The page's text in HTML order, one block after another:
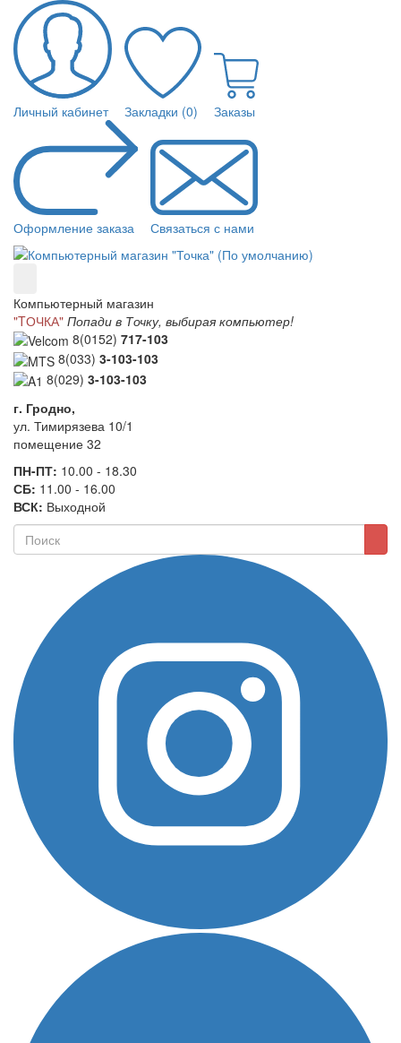
Личный кабинет Закладки (0) Заказы
Оформление заказа Связаться с нами
Компьютерный магазин
"TОЧКА" Попади в Точку, выбирая компьютер!
8(0152) 717-103
8(033) 3-103-103
8(029) 3-103-103
г. Гродно,
ул. Тимирязева 10/1
помещение 32
ПН-ПТ: 10.00 - 18.30
СБ: 11.00 - 16.00
ВСК: Выходной